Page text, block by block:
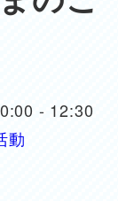
- 12:30
動